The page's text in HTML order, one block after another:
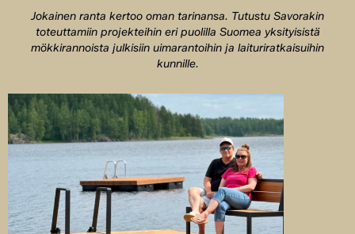
Jokainen ranta kertoo oman tarinansa. Tutustu Savorakin
toteuttamiin projekteihin eri puolilla Suomea yksityisistä
mökkirannoista julkisiin uimarantoihin ja laituriratkaisuihin
kunnille.